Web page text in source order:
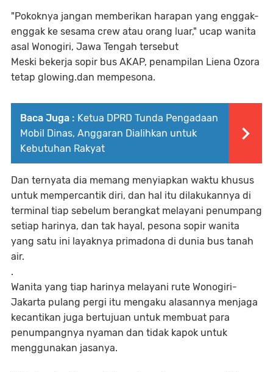
"Pokoknya jangan memberikan harapan yang enggak-
enggak ke sesama crew atau orang luar," ucap wanita
asal Wonogiri, Jawa Tengah tersebut
Meski bekerja sopir bus AKAP, penampilan Liena Ozora
tetap glowing.dan mempesona.
Baca Juga : Ketua DPRD Tunda Pengadaan
Mobil Dinas, Anggaran Dialihkan untuk
Kebutuhan Rakyat
Dan ternyata dia memang menyiapkan waktu khusus
untuk mempercantik diri, dan hal itu dilakukannya di
terminal tiap sebelum berangkat melayani penumpang
setiap harinya, dan tak hayal, pesona sopir wanita
yang satu ini layaknya primadona di dunia bus tanah
air.
.
Wanita yang tiap harinya melayani rute Wonogiri-
Jakarta pulang pergi itu mengaku alasannya menjaga
kecantikan juga bertujuan untuk membuat para
penumpangnya nyaman dan tidak kapok untuk
menggunakan jasanya.